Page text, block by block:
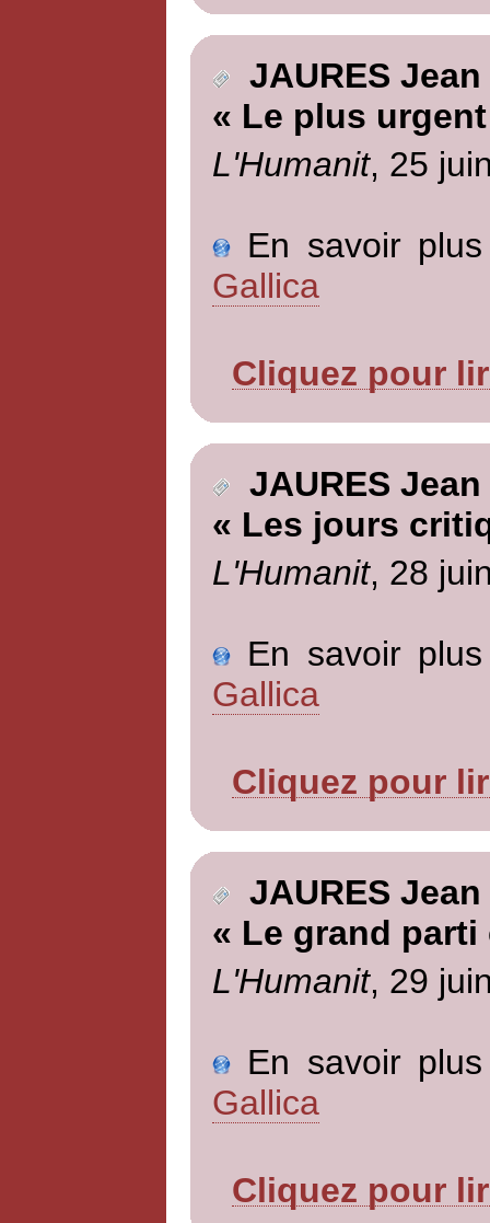
JAURES Jean
« Le plus
L'Humanit, 25
En savoir
Gallica
Cliquez pour
JAURES Jean
« Les jours
L'Humanit, 28
En savoir
Gallica
Cliquez pour
JAURES Jean
« Le grand
L'Humanit, 29
En savoir
Gallica
Cliquez pour